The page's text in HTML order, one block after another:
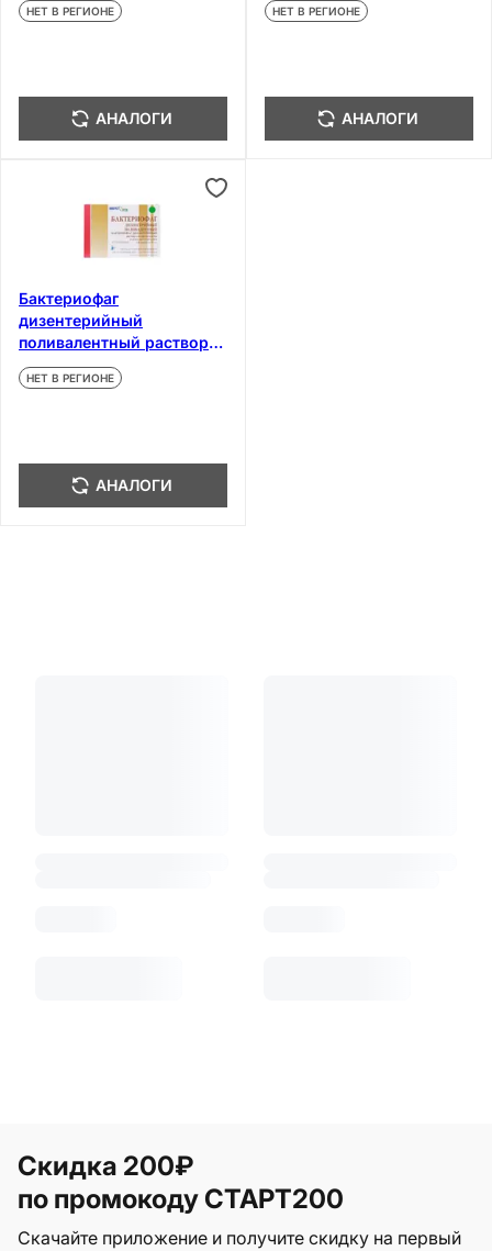
НЕТ В РЕГИОНЕ
АНАЛОГИ
наружного применения
НЕТ В РЕГИОНЕ
АНАЛОГИ
Бактериофаг
дизентерийный
поливалентный раствор
для приема внутрь и
ректального применения
НЕТ В РЕГИОНЕ
АНАЛОГИ
Скидка 200₽
по промокоду СТАРТ200
Скачайте приложение и получите скидку на первый